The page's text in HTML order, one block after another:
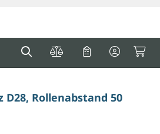
D28, Rollenabstand 50 /